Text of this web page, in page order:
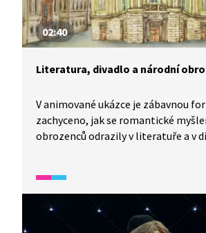
02:40
Literatura, divadlo a národní
V animované ukázce je zábavnou
zachyceno, jak se romantické
obrozenců odrazily v literatuře a v